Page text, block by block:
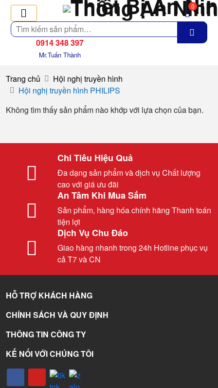
Tìm
kiếm
0
0914 348 397
Mr.Tuấn Thành
Trang chủ
Hội nghị truyền hình
Hội nghị truyền hình PHILIPS
Không tìm thấy sản phẩm nào khớp với lựa chọn của bạn.
Chi Tiêu Hiệu Quả
Đa dạng sản phẩm và dịch vụ Chất lượng
cao với giá ưu đãi
An Tâm Khi Mua Sắm
Sản phẩm, hàng hóa chính hãng Thanh toán
tiện lợi
Dịch Vụ Chu Đáo
Giao hàng nhanh trong 24h Hotline phục vụ
cả T7 và CN
HỖ TRỢ KHÁCH HÀNG
CHÍNH SÁCH VÀ QUY ĐỊNH
THÔNG TIN CÔNG TY
KẾ NỐI VỚI CHÚNG TÔI